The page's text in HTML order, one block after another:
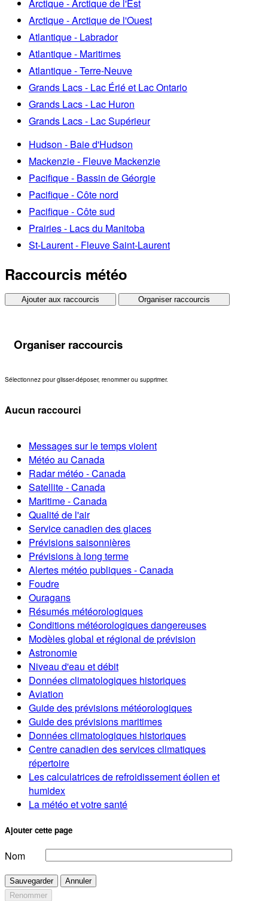
Arctique - Arctique de l'Est
Arctique - Arctique de l'Ouest
Atlantique - Labrador
Atlantique - Maritimes
Atlantique - Terre-Neuve
Grands Lacs - Lac Érié et Lac Ontario
Grands Lacs - Lac Huron
Grands Lacs - Lac Supérieur
Hudson - Baie d'Hudson
Mackenzie - Fleuve Mackenzie
Pacifique - Bassin de Géorgie
Pacifique - Côte nord
Pacifique - Côte sud
Prairies - Lacs du Manitoba
St-Laurent - Fleuve Saint-Laurent
Raccourcis météo
Ajouter aux raccourcis Organiser raccourcis
Organiser raccourcis
Sélectionnez pour glisser-déposer, renommer ou supprimer.
Aucun raccourci
Messages sur le temps violent
Météo au Canada
Radar météo - Canada
Satellite - Canada
Maritime - Canada
Qualité de l'air
Service canadien des glaces
Prévisions saisonnières
Prévisions à long terme
Alertes météo publiques - Canada
Foudre
Ouragans
Résumés météorologiques
Conditions météorologiques dangereuses
Modèles global et régional de prévision
Astronomie
Niveau d'eau et débit
Données climatologiques historiques
Aviation
Guide des prévisions météorologiques
Guide des prévisions maritimes
Données climatologiques historiques
Centre canadien des services climatiques
répertoire
Les calculatrices de refroidissement éolien et
humidex
La météo et votre santé
Ajouter cette page
Nom
Sauvegarder
Annuler
Renommer